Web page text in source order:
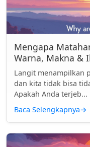
Mengapa
Warna, Makna &
Langit menampilkan
dan kita tidak bisa
Apakah Anda terjeb...
Baca Selengkapnya→